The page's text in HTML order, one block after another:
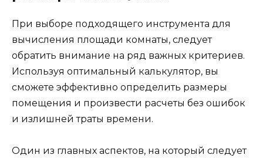
При выборе подходящего инструмента для
вычисления площади комнаты, следует
обратить внимание на ряд важных критериев.
Используя оптимальный калькулятор, вы
сможете эффективно определить размеры
помещения и произвести расчеты без ошибок
и излишней траты времени.
Один из главных аспектов, на который следует